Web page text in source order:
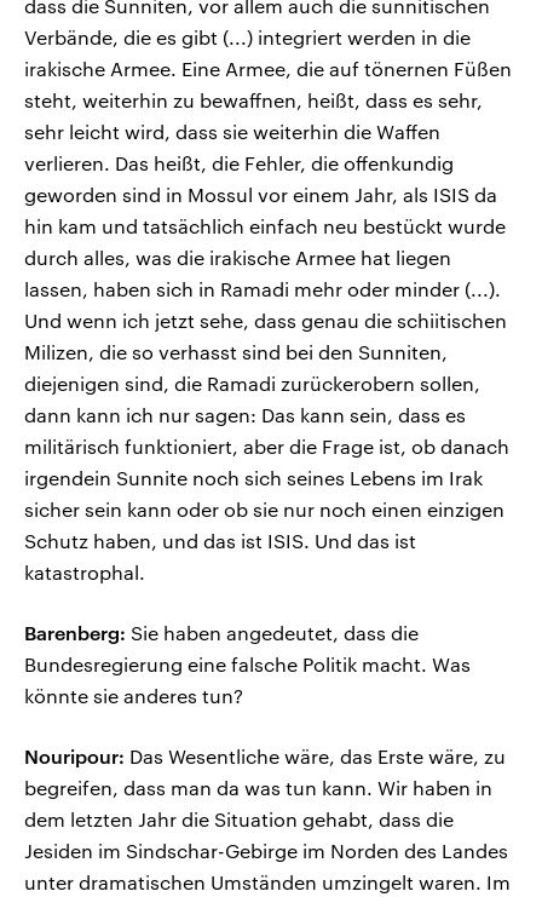
dass die Sunniten, vor allem auch die sunnitischen
Verbände, die es gibt (...) integriert werden in die
irakische Armee. Eine Armee, die auf tönernen Füßen
steht, weiterhin zu bewaffnen, heißt, dass es sehr,
sehr leicht wird, dass sie weiterhin die Waffen
verlieren. Das heißt, die Fehler, die offenkundig
geworden sind in Mossul vor einem Jahr, als ISIS da
hin kam und tatsächlich einfach neu bestückt wurde
durch alles, was die irakische Armee hat liegen
lassen, haben sich in Ramadi mehr oder minder (...).
Und wenn ich jetzt sehe, dass genau die schiitischen
Milizen, die so verhasst sind bei den Sunniten,
diejenigen sind, die Ramadi zurückerobern sollen,
dann kann ich nur sagen: Das kann sein, dass es
militärisch funktioniert, aber die Frage ist, ob danach
irgendein Sunnite noch sich seines Lebens im Irak
sicher sein kann oder ob sie nur noch einen einzigen
Schutz haben, und das ist ISIS. Und das ist
katastrophal.
Barenberg: Sie haben angedeutet, dass die
Bundesregierung eine falsche Politik macht. Was
könnte sie anderes tun?
Nouripour: Das Wesentliche wäre, das Erste wäre, zu
begreifen, dass man da was tun kann. Wir haben in
dem letzten Jahr die Situation gehabt, dass die
Jesiden im Sindschar-Gebirge im Norden des Landes
unter dramatischen Umständen umzingelt waren. Im